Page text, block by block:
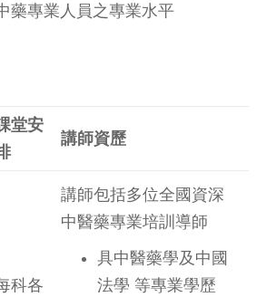
藥專業人員之專業水平
堂安
講師資歷
科各
講師包括多位全國資深
中醫藥專業培訓導師
具中醫藥學及中國
法學 等專業學歷